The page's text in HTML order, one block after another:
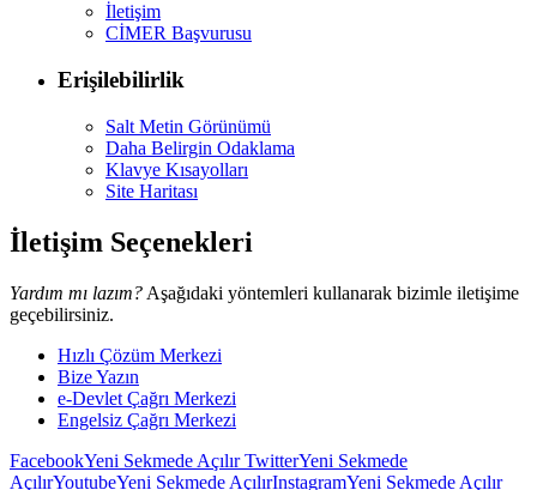
İletişim
CİMER Başvurusu
Erişilebilirlik
Salt Metin Görünümü
Daha Belirgin Odaklama
Klavye Kısayolları
Site Haritası
İletişim Seçenekleri
Yardım mı lazım? Aşağıdaki yöntemleri kullanarak bizimle iletişime
geçebilirsiniz.
Hızlı Çözüm Merkezi
Bize Yazın
e-Devlet Çağrı Merkezi
Engelsiz Çağrı Merkezi
FacebookYeni Sekmede AçılırTwitterYeni Sekmede
AçılırYoutubeYeni Sekmede AçılırInstagramYeni Sekmede Açılır